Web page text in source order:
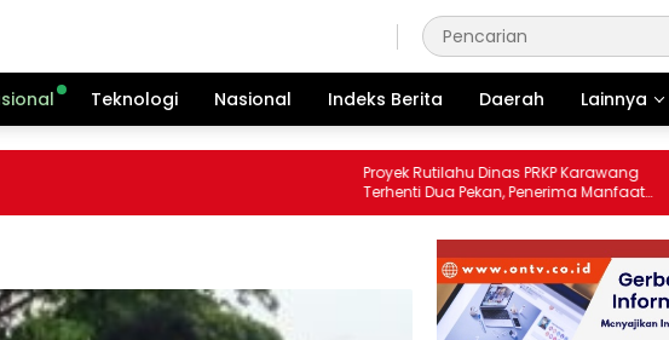
Teknologi Nasional Indeks Berita Daerah Lainnya
Proyek Rutilahu Dinas PRKP Karawang
Terhenti Dua Pekan, Penerima Manfaat
Soroti Kinerja Pemborong